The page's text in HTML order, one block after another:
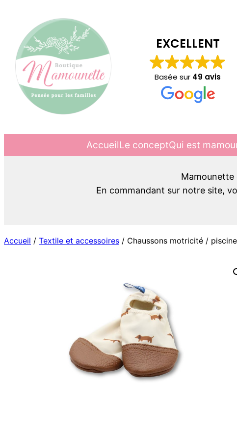
EXCELLENT
Basée sur 49 avis
AccueilLe conceptQui est
Mamounette
En commandant sur notre site,
Accueil / Textile et accessoires / Chaussons motricité /